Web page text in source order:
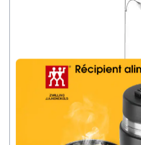
Overlay
meet Lampadaire «
Forme du bras